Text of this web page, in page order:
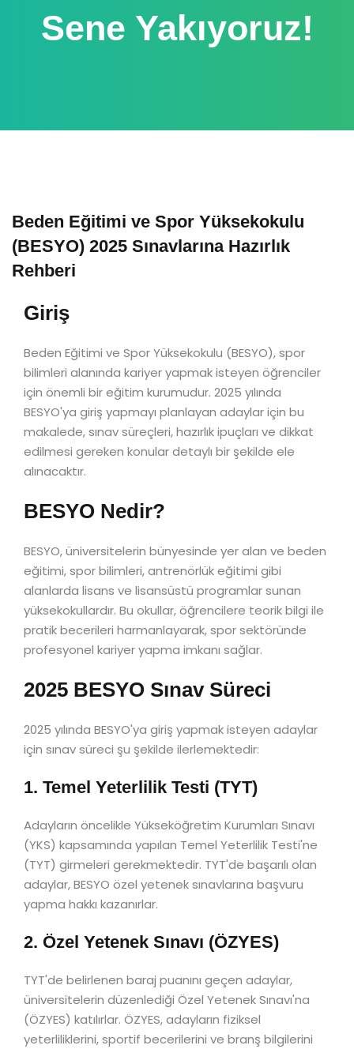
Sene Yakıyoruz!
Beden Eğitimi ve Spor Yüksekokulu
(BESYO) 2025 Sınavlarına Hazırlık
Rehberi
Giriş
Beden Eğitimi ve Spor Yüksekokulu (BESYO), spor
bilimleri alanında kariyer yapmak isteyen öğrenciler
için önemli bir eğitim kurumudur. 2025 yılında
BESYO'ya giriş yapmayı planlayan adaylar için bu
makalede, sınav süreçleri, hazırlık ipuçları ve dikkat
edilmesi gereken konular detaylı bir şekilde ele
alınacaktır.
BESYO Nedir?
BESYO, üniversitelerin bünyesinde yer alan ve beden
eğitimi, spor bilimleri, antrenörlük eğitimi gibi
alanlarda lisans ve lisansüstü programlar sunan
yüksekokullardır. Bu okullar, öğrencilere teorik bilgi ile
pratik becerileri harmanlayarak, spor sektöründe
profesyonel kariyer yapma imkanı sağlar.
2025 BESYO Sınav Süreci
2025 yılında BESYO'ya giriş yapmak isteyen adaylar
için sınav süreci şu şekilde ilerlemektedir:
1. Temel Yeterlilik Testi (TYT)
Adayların öncelikle Yükseköğretim Kurumları Sınavı
(YKS) kapsamında yapılan Temel Yeterlilik Testi'ne
(TYT) girmeleri gerekmektedir. TYT'de başarılı olan
adaylar, BESYO özel yetenek sınavlarına başvuru
yapma hakkı kazanırlar.
2. Özel Yetenek Sınavı (ÖZYES)
TYT'de belirlenen baraj puanını geçen adaylar,
üniversitelerin düzenlediği Özel Yetenek Sınavı'na
(ÖZYES) katılırlar. ÖZYES, adayların fiziksel
yeterliliklerini, sportif becerilerini ve branş bilgilerini